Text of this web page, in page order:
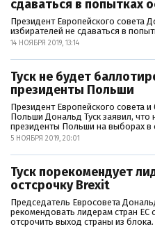
сдаваться в попытках
Президент Европейского совета
избирателей не сдаваться в
14 НОЯБРЯ 2019, 13:14
Туск не будет
президенты Польши
Президент Европейского совета
Польши Дональд Туск заявил, что
президенты Польши на выборах в
5 НОЯБРЯ 2019, 20:01
Туск порекомендует
остсрочку Brexit
Председатель Евросовета
рекомендовать лидерам стран ЕС
отсрочить выход страны из блока.